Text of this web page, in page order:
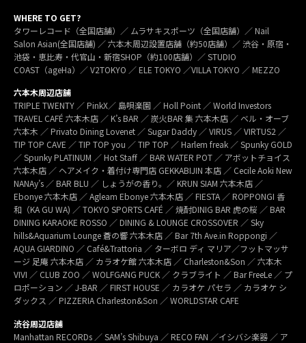
WHERE TO GET?
タワーレコード（全国店舗）／ ムラサキスポーツ（全国店舗）／ Nail
Salon Asian(全国店舗) ／ 六本木周辺設置店舗（約50店舗）／ 渋谷・原宿・
池袋・恵比寿・代官山・新宿SHOP（約100店舗）／ STUDIO
COAST（ageHa）／ V2TOKYO ／ ELE TOKYO ／VILLA TOKYO ／ MEZZO
六本木周辺店舗
TRIPLE TWENTY ／ PinkX／ 島唄楽園 ／ Holl Point ／ World Investors
TRAVEL CAFÉ 六本木店 ／ K’s BAR ／ 炭火BAR 集 六本木店 ／ ベル・オーブ
六本木 ／ Privato Dining Lovenet ／ Sugar Daddy ／ VIRUS ／ VIRTUS2 ／
TIP TOP CAVE ／ TIP TOP you ／ TIP TOP ／ Harlem freak ／ Spunky GOLD
／ Spunky PLATINUM ／ Hot Staff ／ BAR WATER POT ／ アボットチョイス
六本木店 ／ ヘアメイク・着付け専門店 GEKKABIJIN 本店 ／ Cecile Aoki New
NANAy’s ／ BAR BLU ／ しょうがの香り。／ KRUN SIAM 六本木店 ／
Ebonye 六本木店 ／ Agleam Ebonye 六本木店 ／ FIESTA ／ ROPPONGI 香
和（KA GU WA) ／ TOKYO SPORTS CAFÉ ／ 焼酎DINIG BAR 虎の桜 ／ BAR
DINING KARAOKE ROSSO ／ DINING & LOUNGE CROSSOVER ／ Sky
hills&Aquarium Lounge 蒼の響 六本木店 ／ Bar 7th Ave.in Roppongi ／
AQUA GIARDINO ／ Café&Trattoria ／ ターボロ ディ マリア／フットマッサ
ージ 足庵 六本木店 ／ カラオケ館 六本木店 ／ Charleston&Son ／ 六本木
VIVI ／ CLUB ZOO ／ WOLFGANG PUCK ／ クラブライト ／ Bar FreeLe ／ プ
ロポーション ／ J-BAR ／ FIRST HOUSE ／ カラオケ パセラ ／ カラオケ シ
ダックス ／ PIZZERIA Charleston&Son ／ WORLDSTAR CAFE
渋谷周辺店舗
Manhattan RECORDs ／ SAM’s Shibuya ／ RECO FAN ／イシバシ楽器 ／ ア